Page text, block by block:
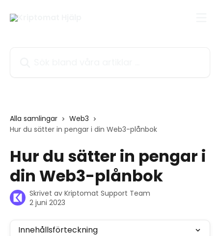
Alla samlingar
Web3
Hur du sätter in pengar i din Web3-plånbok
Hur du sätter in pengar i
din Web3-plånbok
Skrivet av Kriptomat Support Team
2 juni 2023
Innehållsförteckning